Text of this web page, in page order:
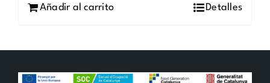
Añadir al carrito Detalles